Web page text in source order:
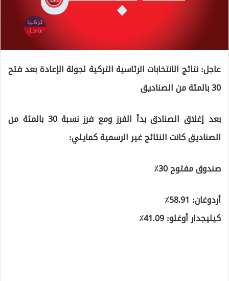
عاجل: نتائج الانتخابات الرئاسية التركية لجولة الإعادة بعد فتح
30 بالمئة من الصناديق
بعد إغلاق الصنادق بدأ الفرز ومع فرز نسبة 30 بالمئة من
الصناديق كانت النتائج غير الرسمية كمايلي:
صندوق مفتوح 30٪
أردوغان: 58.91٪
كيليجدار أوغلو: 41.09٪